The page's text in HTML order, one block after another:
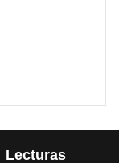
Lecturas